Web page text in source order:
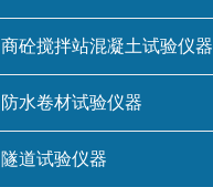
商砼搅拌站混凝土试验仪器
防水卷材试验仪器
隧道试验仪器